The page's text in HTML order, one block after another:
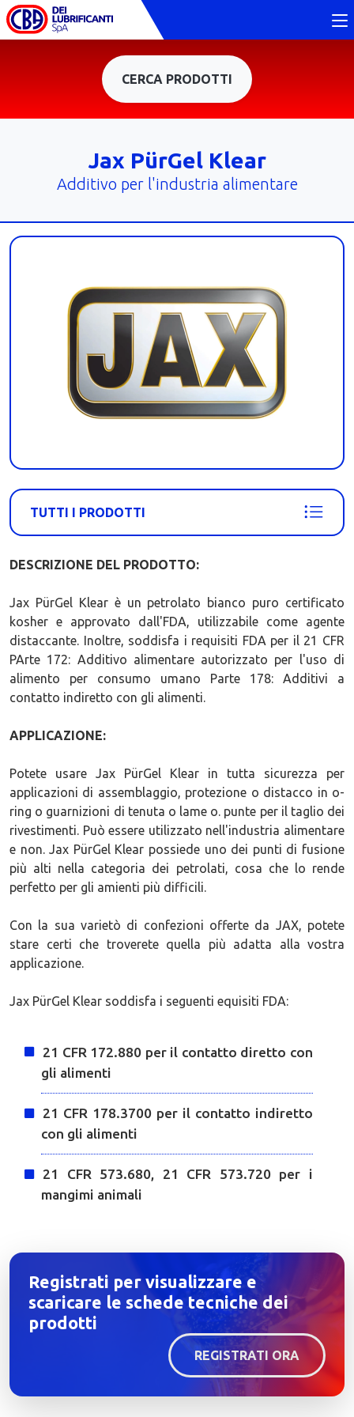
CERCA PRODOTTI
Jax PürGel Klear
Additivo per l'industria alimentare
TUTTI I PRODOTTI
DESCRIZIONE DEL PRODOTTO:
Jax PürGel Klear è un petrolato bianco puro certificato
kosher e approvato dall'FDA, utilizzabile come agente
distaccante. Inoltre, soddisfa i requisiti FDA per il 21 CFR
PArte 172: Additivo alimentare autorizzato per l'uso di
alimento per consumo umano Parte 178: Additivi a
contatto indiretto con gli alimenti.
APPLICAZIONE:
Potete usare Jax PürGel Klear in tutta sicurezza per
applicazioni di assemblaggio, protezione o distacco in o-
ring o guarnizioni di tenuta o lame o. punte per il taglio dei
rivestimenti. Può essere utilizzato nell'industria alimentare
e non. Jax PürGel Klear possiede uno dei punti di fusione
più alti nella categoria dei petrolati, cosa che lo rende
perfetto per gli amienti più difficili.
Con la sua varietò di confezioni offerte da JAX, potete
stare certi che troverete quella più adatta alla vostra
applicazione.
Jax PürGel Klear soddisfa i seguenti equisiti FDA:
21 CFR 172.880 per il contatto diretto con
gli alimenti
21 CFR 178.3700 per il contatto indiretto
con gli alimenti
21 CFR 573.680, 21 CFR 573.720 per i
mangimi animali
Registrati per visualizzare e
scaricare le schede tecniche dei
prodotti
REGISTRATI ORA